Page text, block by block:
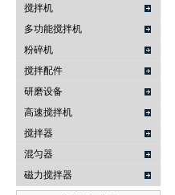
搅拌机
多功能搅拌机
粉碎机
搅拌配件
研磨设备
高速搅拌机
搅拌器
混匀器
磁力搅拌器